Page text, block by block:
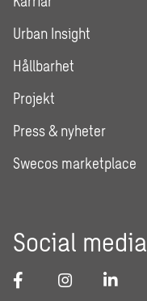
Urban Insight
Hållbarhet
Projekt
Press & nyheter
Swecos marketplace
Social media